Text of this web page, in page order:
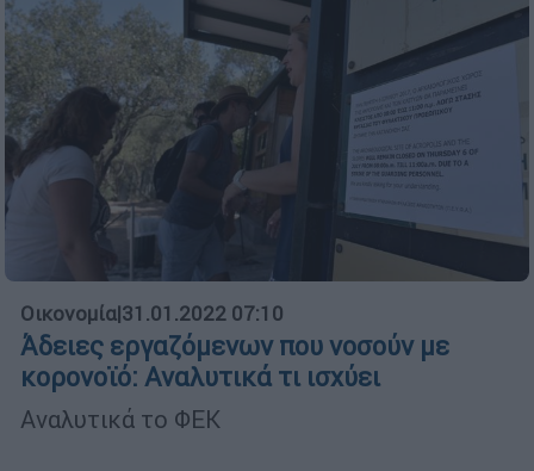
Οικονομία|31.01.2022 07:10
Άδειες εργαζόμενων που νοσούν με
κορονοϊό: Αναλυτικά τι ισχύει
Αναλυτικά το ΦΕΚ